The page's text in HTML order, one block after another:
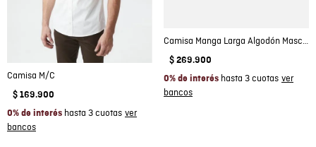
Camisa M/C
$ 169.900
0% de interés hasta 3 cuotas
Camisa Manga Larga Algodón Masculino
$ 269.900
0% de interés hasta 3 cuotas